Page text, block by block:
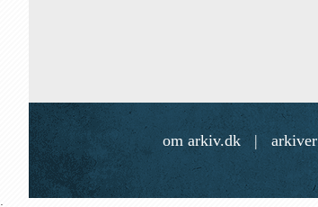
om arkiv.dk | arkiver